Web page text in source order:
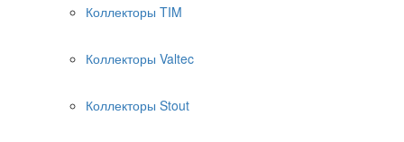
Коллекторы TIM
Коллекторы Valtec
Коллекторы Stout